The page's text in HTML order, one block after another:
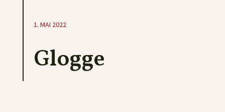
1. MAI 2022
Glogge